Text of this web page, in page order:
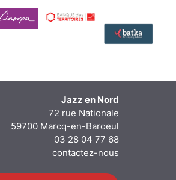
Jazz en Nord
72 rue Nationale
59700 Marcq-en-Baroeul
03 28 04 77 68
contactez-nous